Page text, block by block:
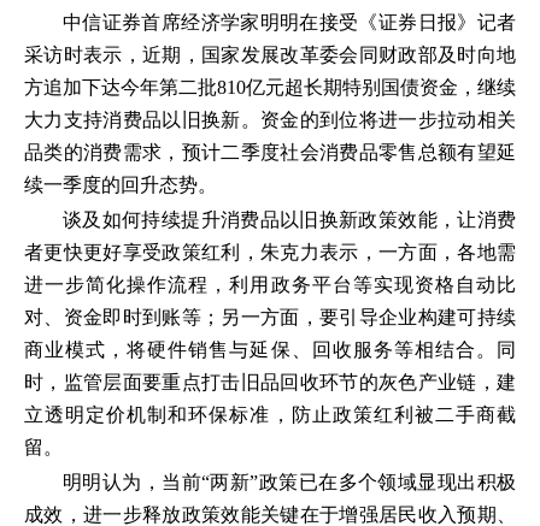
中信证券首席经济学家明明在接受《证券日报》记者
采访时表示，近期，国家发展改革委会同财政部及时向地
方追加下达今年第二批810亿元超长期特别国债资金，继续
大力支持消费品以旧换新。资金的到位将进一步拉动相关
品类的消费需求，预计二季度社会消费品零售总额有望延
续一季度的回升态势。
谈及如何持续提升消费品以旧换新政策效能，让消费
者更快更好享受政策红利，朱克力表示，一方面，各地需
进一步简化操作流程，利用政务平台等实现资格自动比
对、资金即时到账等；另一方面，要引导企业构建可持续
商业模式，将硬件销售与延保、回收服务等相结合。同
时，监管层面要重点打击旧品回收环节的灰色产业链，建
立透明定价机制和环保标准，防止政策红利被二手商截
留。
明明认为，当前“两新”政策已在多个领域显现出积极
成效，进一步释放政策效能关键在于增强居民收入预期、